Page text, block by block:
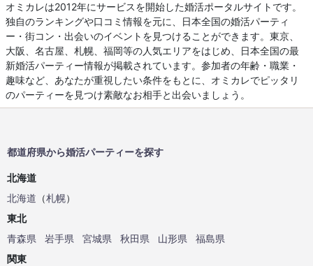
オミカレは2012年にサービスを開始した婚活ポータルサイトです。
独自のランキングや口コミ情報を元に、日本全国の婚活パーティ
ー・街コン・出会いのイベントを見つけることができます。東京、
大阪、名古屋、札幌、福岡等の人気エリアをはじめ、日本全国の最
新婚活パーティー情報が掲載されています。参加者の年齢・職業・
趣味など、あなたが重視したい条件をもとに、オミカレでピッタリ
のパーティーを見つけ素敵なお相手と出会いましょう。
都道府県から婚活パーティーを探す
北海道
北海道 （札幌）
東北
青森県
岩手県 宮城県 秋田県 山形県
福島県
関東